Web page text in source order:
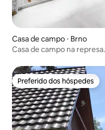
Casa de campo ⋅ Brno
Casa de campo na
Preferido dos hóspedes
Preferido dos hóspedes